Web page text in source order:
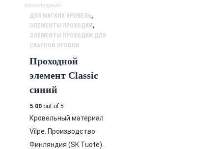
ДЛЯ МЯГКИХ КРОВЕЛЬ,
ЭЛЕМЕНТЫ ПРОХОДКИ ,
ЭЛЕМЕНТЫ ПРОХОДКИ ДЛЯ
СКАТНОЙ КРОВЛИ
Проходной
элемент Classic
синий
5.00 out of 5
Кровельный материал
Vilpe. Производство
Финляндия (SK Tuote).